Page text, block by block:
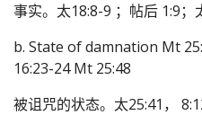
事实。太18:8-9 ；帖后 1:9；
b. State of damnation Mt
16:23-24 Mt 25:48
被诅咒的状态。太25:41，